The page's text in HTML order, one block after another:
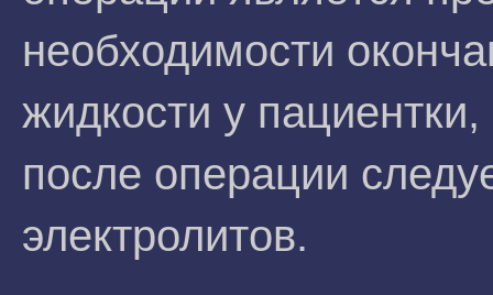
необходимости
жидкости у
после операции
электролитов.